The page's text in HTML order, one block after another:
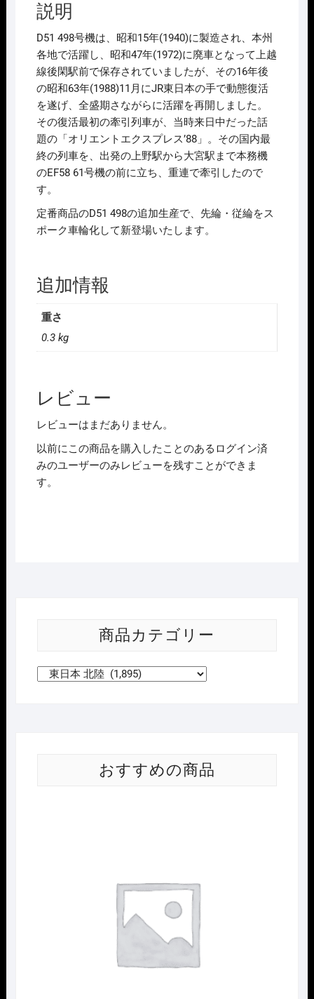
説明
D51 498号機は、昭和15年(1940)に製造され、本州
各地で活躍し、昭和47年(1972)に廃車となって上越
線後閑駅前で保存されていましたが、その16年後
の昭和63年(1988)11月にJR東日本の手で動態復活
を遂げ、全盛期さながらに活躍を再開しました。
その復活最初の牽引列車が、当時来日中だった話
題の「オリエントエクスプレス’88」。その国内最
終の列車を、出発の上野駅から大宮駅まで本務機
のEF58 61号機の前に立ち、重連で牽引したので
す。
定番商品のD51 498の追加生産で、先綸・従綸をス
ポーク車輪化して新登場いたします。
追加情報
重さ
0.3 kg
レビュー
レビューはまだありません。
以前にこの商品を購入したことのあるログイン済
みのユーザーのみレビューを残すことができま
す。
商品カテゴリー
おすすめの商品